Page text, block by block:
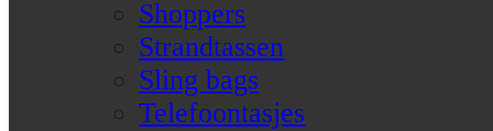
Shoppers
Strandtassen
Sling bags
Telefoontasjes